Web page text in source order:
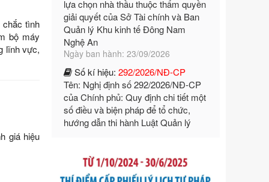
chắc tình
bộ máy
lĩnh vực,
giá hiệu
Số kí hiệu:292/2026/NĐ-CP
Tên: Nghị định số 292/2026/NĐ-CP
của Chính phủ: Quy định chi tiết một
số điều và biện pháp để tổ chức,
hướng dẫn thi hành Luật Quản lý
ngoại thương
Ngày ban hành: 21/07/2026
Số kí hiệu:292/2026/NĐ-CP
Tên: Nghị định số 292/2026/NĐ-CP
của Chính phủ: Quy định chi tiết một
ngoại thương
Ngày ban hành: 21/07/2026